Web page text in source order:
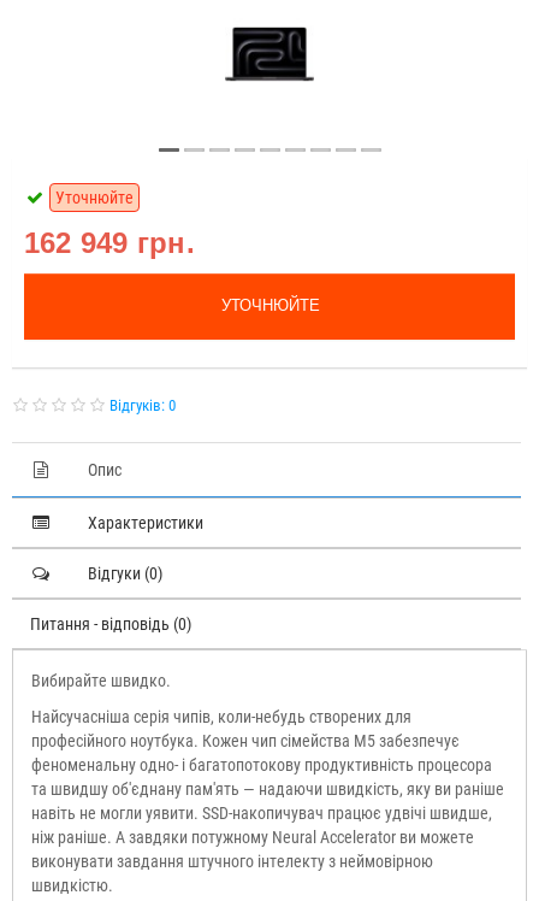
162 949 грн.
Уточнюйте
УТОЧНЮЙТЕ
Відгуків: 0
Опис
Характеристики
Відгуки (0)
Питання - відповідь (0)
Вибирайте швидко.
Найсучасніша серія чипів, коли-небудь створених для
професійного ноутбука. Кожен чип сімейства M5 забезпечує
феноменальну одно- і багатопотокову продуктивність процесора
та швидшу об'єднану пам'ять — надаючи швидкість, яку ви раніше
навіть не могли уявити. SSD-накопичувач працює удвічі швидше,
ніж раніше. А завдяки потужному Neural Accelerator ви можете
виконувати завдання штучного інтелекту з неймовірною
швидкістю.